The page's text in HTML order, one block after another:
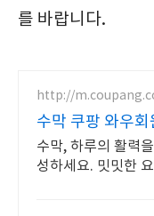
를 바랍니다.
http://
수막 쿠팡 와우회
수막, 하루의 활력
성하세요. 밋밋한